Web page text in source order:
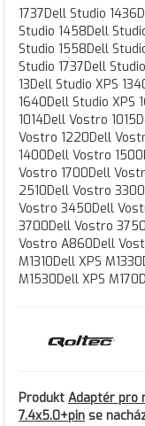
1737Dell Studio
Studio 1458Dell
Studio 1558Dell
Studio 1737Dell
13Dell Studio XPS
1640Dell Studio XPS
1014Dell Vostro
Vostro 1220Dell
1400Dell Vostro
Vostro 1700Dell
2510Dell Vostro
Vostro 3450Dell
3700Dell Vostro
Vostro A860Dell
M1310Dell XPS
M1530Dell XPS
Produkt Adaptér pro
7.4x5.0+pin se